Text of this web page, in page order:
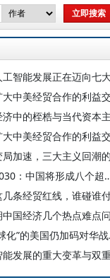
陈文玲：展望2030：
陈文玲